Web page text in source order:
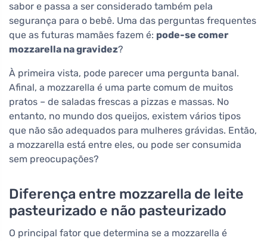
sabor e passa a ser considerado também pela
segurança para o bebê. Uma das perguntas frequentes
que as futuras mamães fazem é: pode-se comer
mozzarella na gravidez?
À primeira vista, pode parecer uma pergunta banal.
Afinal, a mozzarella é uma parte comum de muitos
pratos – de saladas frescas a pizzas e massas. No
entanto, no mundo dos queijos, existem vários tipos
que não são adequados para mulheres grávidas. Então,
a mozzarella está entre eles, ou pode ser consumida
sem preocupações?
Diferença entre mozzarella de leite
pasteurizado e não pasteurizado
O principal fator que determina se a mozzarella é